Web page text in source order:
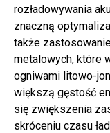
rozładowywania
znaczną
także
metalowych, które
ogniwami litowo-
większą gęstość
się zwiększenia
skróceniu czasu